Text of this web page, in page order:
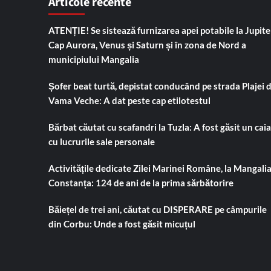
ATENȚIE! Se sistează furnizarea apei potabile la
Cap Aurora, Venus și Saturn și în zona de Nord a
municipiului Mangalia
Șofer beat turtă, depistat conducând pe strada Plajei
Vama Veche: A dat peste cap etilotestul
Bărbat căutat cu scafandri la Tuzla: A fost găsit un
cu lucrurile sale personale
Activitățile dedicate Zilei Marinei Române, la
Constanța: 124 de ani de la prima sărbătorire
Băiețel de trei ani, căutat cu DISPERARE pe câmpurile
din Corbu: Unde a fost găsit micuțul